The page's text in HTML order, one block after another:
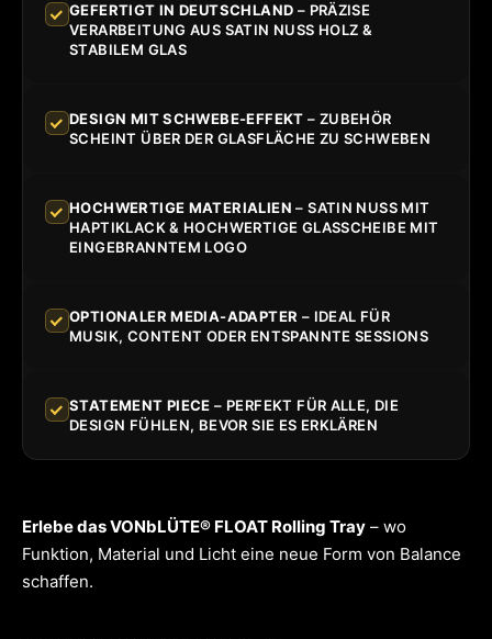
GEFERTIGT IN DEUTSCHLAND – PRÄZISE
VERARBEITUNG AUS SATIN NUSS HOLZ &
STABILEM GLAS
DESIGN MIT SCHWEBE-EFFEKT – ZUBEHÖR
SCHEINT ÜBER DER GLASFLÄCHE ZU SCHWEBEN
HOCHWERTIGE MATERIALIEN – SATIN NUSS MIT
HAPTIKLACK & HOCHWERTIGE GLASSCHEIBE MIT
EINGEBRANNTEM LOGO
OPTIONALER MEDIA-ADAPTER – IDEAL FÜR
MUSIK, CONTENT ODER ENTSPANNTE SESSIONS
STATEMENT PIECE – PERFEKT FÜR ALLE, DIE
DESIGN FÜHLEN, BEVOR SIE ES ERKLÄREN
Erlebe das VONbLÜTE® FLOAT Rolling Tray – wo
Funktion, Material und Licht eine neue Form von Balance
schaffen.